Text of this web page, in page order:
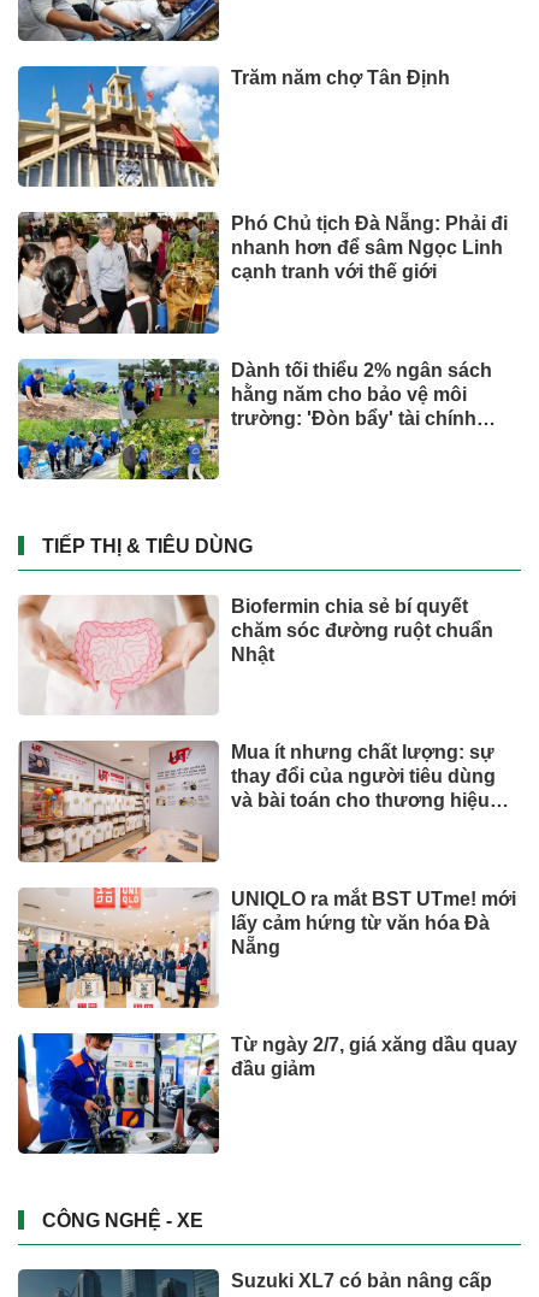
Suzuki XL7 có bản nâng cấp
Giá xăng dầu tác động chỉ số
to, đề phòng dông lốc
SỨC KHOẺ - ĐỜI SỐNG
Toyota tiếp tục là hãng xe bán
chạy nhất thế giới nửa đầu
năm 2026
Những bức ảnh chưa từng
thấy về cáp treo Fansipan 10
năm trước: Đằng sau 15 phút
Việt Nam có 600 GW tiềm năng
Chủ khu resort trăm triệu đồng/
đêm Six Senses Ninh Van Bay